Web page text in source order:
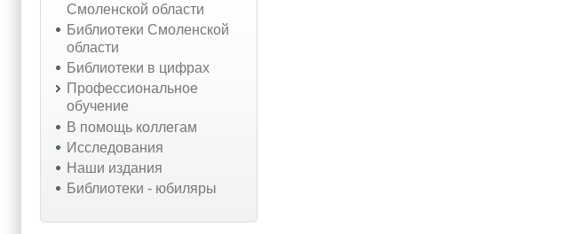
Смоленской области
Библиотеки Смоленской
области
Библиотеки в цифрах
Профессиональное
обучение
В помощь коллегам
Исследования
Наши издания
Библиотеки - юбиляры